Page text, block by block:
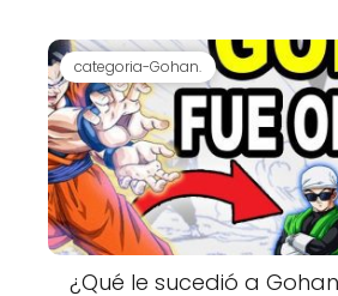
categoria-Gohan.
¿Qué le sucedió a